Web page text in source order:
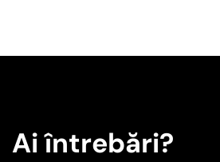
Ai întrebări?